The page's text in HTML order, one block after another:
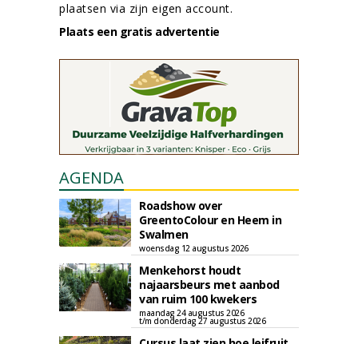
plaatsen via zijn eigen account.
Plaats een gratis advertentie
AGENDA
Roadshow over
GreentoColour en Heem in
Swalmen
woensdag 12 augustus 2026
Menkehorst houdt
najaarsbeurs met aanbod
van ruim 100 kwekers
maandag 24 augustus 2026
t/m donderdag 27 augustus 2026